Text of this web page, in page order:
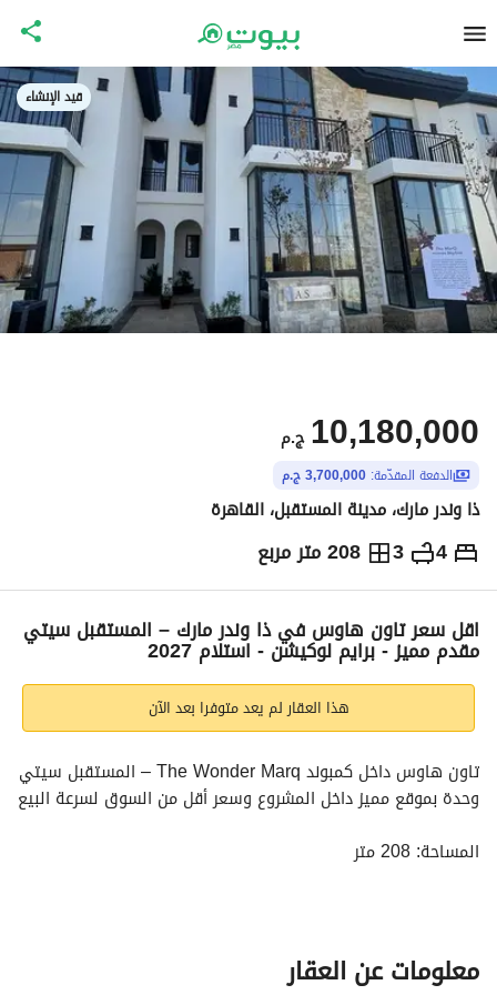
قيد الإنشاء
ج.م 10,180,000
الدفعة المقدّمة: 3,700,000 ج.م
ذا وندر مارك، مدينة المستقبل، القاهرة
4
3 208 متر مربع ج.م10,180,000
الاماكن القريبة
اقل سعر تاون هاوس في ذا وندر مارك – المستقبل سيتي
مقدم مميز - برايم لوكيشن - استلام 2027
هذا العقار لم يعد متوفرا بعد الآن
تاون هاوس داخل كمبوند The Wonder Marq – المستقبل سيتي
وحدة بموقع مميز داخل المشروع وسعر أقل من السوق لسرعة البيع
المساحة: 208 متر
التقسيم الداخلي :
الدور الأرضي
معلومات عن العقار